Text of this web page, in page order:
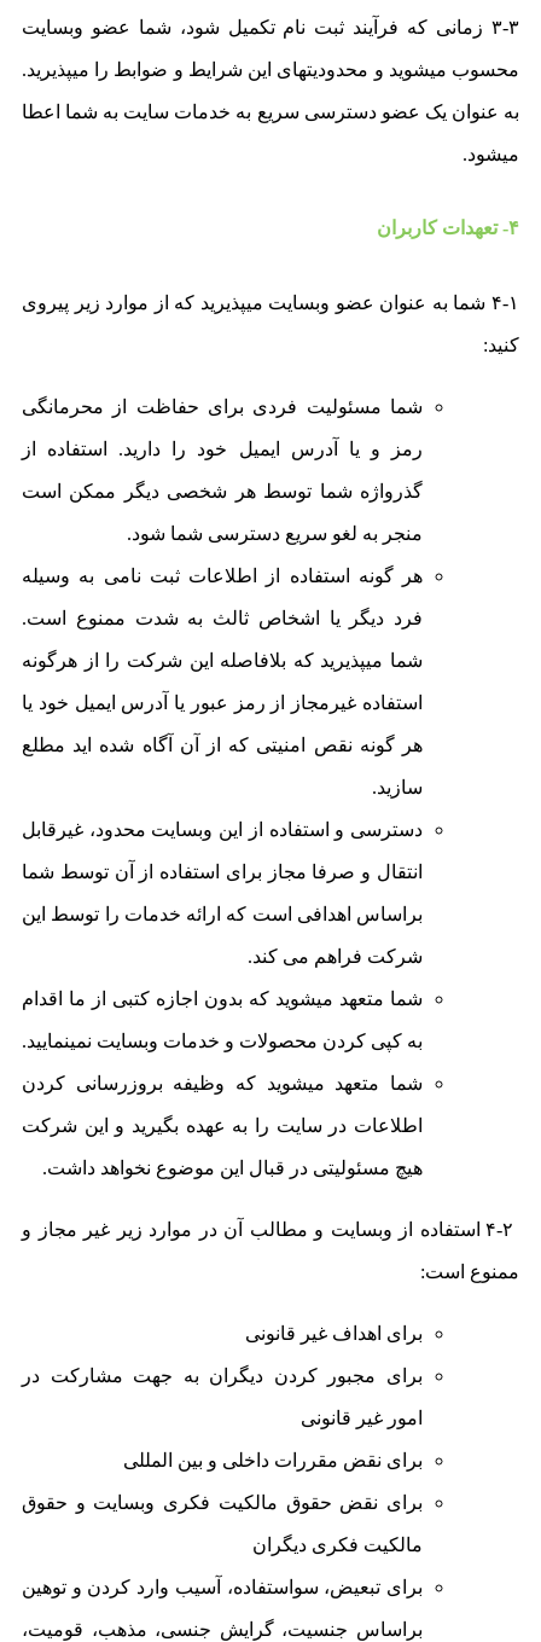
۳-۳ زمانی که فرآیند ثبت نام تکمیل شود، شما عضو وبسایت
محسوب میشوید و محدودیتهای این شرایط و ضوابط را میپذیرید.
به عنوان یک عضو دسترسی سریع به خدمات سایت به شما اعطا
میشود.
۴- تعهدات کاربران
۴-۱ شما به عنوان عضو وبسایت میپذیرید که از موارد زیر پیروی
کنید:
شما مسئولیت فردی برای حفاظت از محرمانگی
رمز و یا آدرس ایمیل خود را دارید. استفاده از
گذرواژه شما توسط هر شخصی دیگر ممکن است
منجر به لغو سریع دسترسی شما شود.
هر گونه استفاده از اطلاعات ثبت نامی به وسیله
فرد دیگر یا اشخاص ثالث به شدت ممنوع است.
شما میپذیرید که بلافاصله این شرکت را از هرگونه
استفاده غیرمجاز از رمز عبور یا آدرس ایمیل خود یا
هر گونه نقص امنیتی که از آن آگاه شده اید مطلع
سازید.
دسترسی و استفاده از این وبسایت محدود، غیرقابل
انتقال و صرفا مجاز برای استفاده از آن توسط شما
براساس اهدافی است که ارائه خدمات را توسط این
شرکت فراهم می کند.
شما متعهد میشوید که بدون اجازه کتبی از ما اقدام
به کپی کردن محصولات و خدمات وبسایت نمینمایید.
شما متعهد میشوید که وظیفه بروزرسانی کردن
اطلاعات در سایت را به عهده بگیرید و این شرکت
هیچ مسئولیتی در قبال این موضوع نخواهد داشت.
۴-۲ استفاده از وبسایت و مطالب آن در موارد زیر غیر مجاز و
ممنوع است:
برای اهداف غیر قانونی
برای مجبور کردن دیگران به جهت مشارکت در
امور غیر قانونی
برای نقض مقررات داخلی و بین المللی
برای نقض حقوق مالکیت فکری وبسایت و حقوق
مالکیت فکری دیگران
برای تبعیض، سواستفاده، آسیب وارد کردن و توهین
براساس جنسیت، گرایش جنسی، مذهب، قومیت،